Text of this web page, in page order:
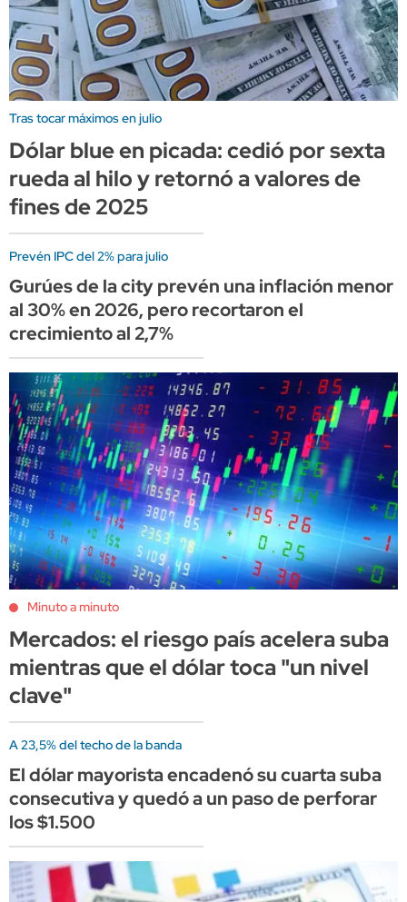
Tras tocar máximos en julio
Dólar blue en picada: cedió por sexta
rueda al hilo y retornó a valores de
fines de 2025
Prevén IPC del 2% para julio
Gurúes de la city prevén una inflación menor
al 30% en 2026, pero recortaron el
crecimiento al 2,7%
Minuto a minuto
Mercados: el riesgo país acelera suba
mientras que el dólar toca "un nivel
clave"
A 23,5% del techo de la banda
El dólar mayorista encadenó su cuarta suba
consecutiva y quedó a un paso de perforar
los $1.500